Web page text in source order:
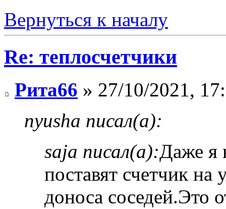
Вернуться к началу
Re: теплосчетчики
Рита66 » 27/10/2021,
nyusha писал(а):
saja писал(а):Даже я
поставят счетчик
доноса соседей.Это